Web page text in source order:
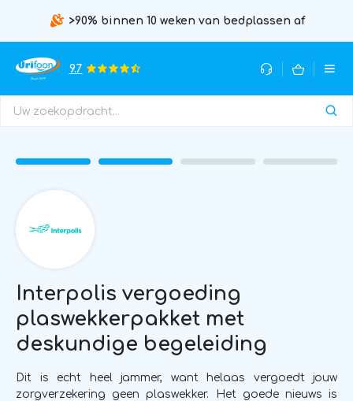
>90% binnen 10 weken van bedplassen af
9.7
Interpolis vergoeding
plaswekkerpakket met
deskundige begeleiding
Dit is echt heel jammer, want helaas vergoedt jouw
zorgverzekering geen plaswekker. Het goede nieuws is